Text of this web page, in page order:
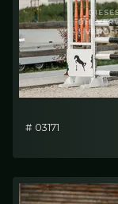
# 03171